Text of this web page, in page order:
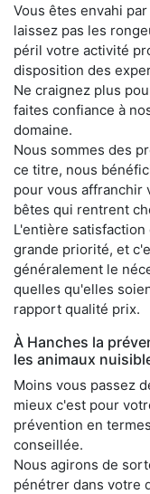
Vous êtes envahi
laissez pas les
péril votre activité
disposition des
Ne craignez plus
faites confiance à
domaine.
Nous sommes des
ce titre, nous
pour vous affranchir
bêtes qui rentrent
L'entière
grande priorité, et
généralement le
quelles qu'elles
rapport qualité prix.
À Hanches la
les animaux
Moins vous passez
mieux c'est pour
prévention en
conseillée.
Nous agirons de
pénétrer dans votre